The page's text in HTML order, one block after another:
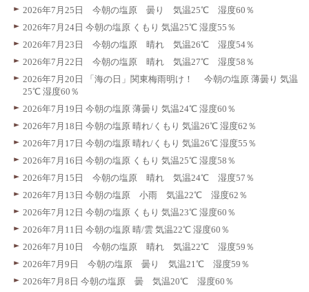
2026年7月25日 今朝の塩原 曇り 気温25℃ 湿度60％
2026年7月24日 今朝の塩原 くもり 気温25℃ 湿度55％
2026年7月23日 今朝の塩原 晴れ 気温26℃ 湿度54％
2026年7月22日 今朝の塩原 晴れ 気温27℃ 湿度58％
2026年7月20日 「海の日」関東梅雨明け！ 今朝の塩原 薄曇り 気温
25℃ 湿度60％
2026年7月19日 今朝の塩原 薄曇り 気温24℃ 湿度60％
2026年7月18日 今朝の塩原 晴れ/くもり 気温26℃ 湿度62％
2026年7月17日 今朝の塩原 晴れ/くもり 気温26℃ 湿度55％
2026年7月16日 今朝の塩原 くもり 気温25℃ 湿度58％
2026年7月15日 今朝の塩原 晴れ 気温24℃ 湿度57％
2026年7月13日 今朝の塩原 小雨 気温22℃ 湿度62％
2026年7月12日 今朝の塩原 くもり 気温23℃ 湿度60％
2026年7月11日 今朝の塩原 晴/雲 気温22℃ 湿度60％
2026年7月10日 今朝の塩原 晴れ 気温22℃ 湿度59％
2026年7月9日 今朝の塩原 曇り 気温21℃ 湿度59％
2026年7月8日 今朝の塩原 曇 気温20℃ 湿度60％